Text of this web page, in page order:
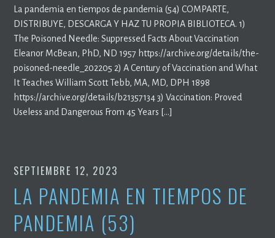
La pandemia en tiempos de pandemia (54) COMPARTE,
DISTRIBUYE, DESCARGA Y HAZ TU PROPIA BIBLIOTECA. 1)
The Poisoned Needle: Suppressed Facts About Vaccination
Eleanor McBean, PhD, ND 1957 https://archive.org/details/the-
poisoned-needle_202205 2) A Century of Vaccination and What
It Teaches William Scott Tebb, MA, MD, DPH 1898
https://archive.org/details/b21357134 3) Vaccination: Proved
Useless and Dangerous From 45 Years […]
SEPTIEMBRE 12, 2023
LA PANDEMIA EN TIEMPOS DE
PANDEMIA (53)